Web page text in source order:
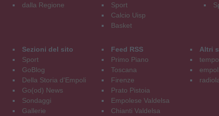
dalla Regione
Sport
Calcio Uisp
Basket
Sezioni del sito
Sport
GoBlog
Della Storia d'Empoli
Go(od) News
Sondaggi
Gallerie
Feed RSS
Primo Piano
Toscana
Firenze
Prato Pistoia
Empolese Valdelsa
Chianti Valdelsa
Altri